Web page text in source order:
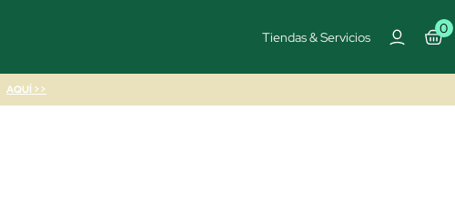
Tiendas & Servicios
0
AQUÍ >>